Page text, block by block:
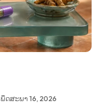
ພຶດສະພາ 16, 2026